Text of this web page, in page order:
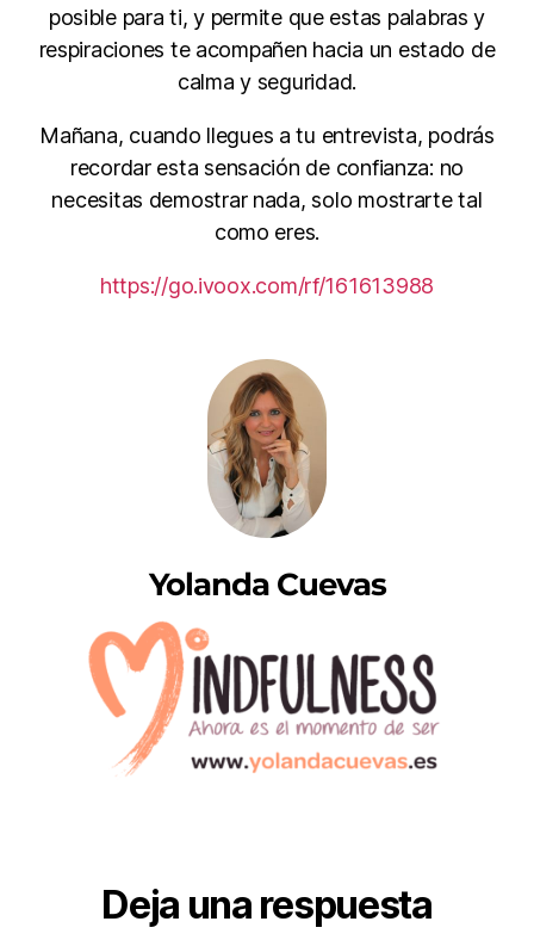
posible para ti, y permite que estas palabras y
respiraciones te acompañen hacia un estado de
calma y seguridad.
Mañana, cuando llegues a tu entrevista, podrás
recordar esta sensación de confianza: no
necesitas demostrar nada, solo mostrarte tal
como eres.
https://go.ivoox.com/rf/161613988
Yolanda Cuevas
Deja una respuesta